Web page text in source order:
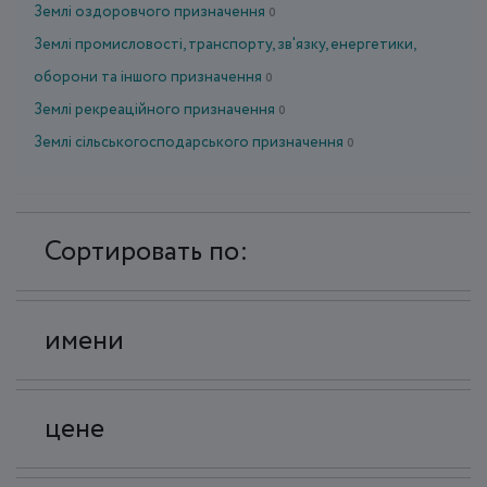
Землі оздоровчого призначення 0
Землі промисловості, транспорту, зв'язку, енергетики,
оборони та іншого призначення 0
Землі рекреаційного призначення 0
Землі сільськогосподарського призначення 0
Сортировать по:
имени
цене